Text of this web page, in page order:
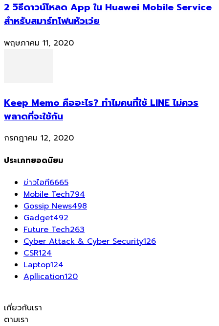
2 วิธีดาวน์โหลด App ใน Huawei Mobile Service
สำหรับสมาร์ทโฟนหัวเว่ย
พฤษภาคม 11, 2020
Keep Memo คืออะไร? ทำไมคนที่ใช้ LINE ไม่ควร
พลาดที่จะใช้กัน
กรกฎาคม 12, 2020
ประเภทยอดนิยม
ข่าวไอที6665
Mobile Tech794
Gossip News498
Gadget492
Future Tech263
Cyber Attack & Cyber Security126
CSR124
Laptop124
Apllication120
เกี่ยวกับเรา
ตามเรา